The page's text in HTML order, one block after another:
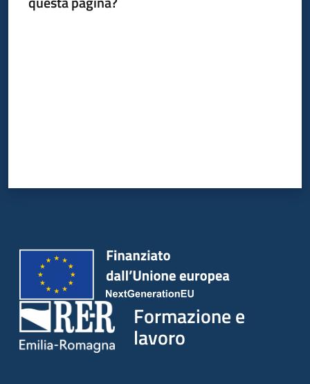
Formazione e
lavoro